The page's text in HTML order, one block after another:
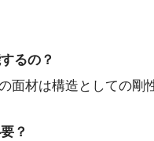
るの？
面材は構造としての剛
？